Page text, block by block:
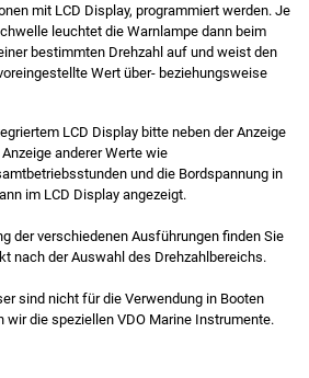
mit LCD Display, programmiert werden. Je
leuchtet die Warnlampe dann beim
bestimmten Drehzahl auf und weist den
Wert über- beziehungsweise
LCD Display bitte neben der Anzeige
anderer Werte wie
und die Bordspannung in
im LCD Display angezeigt.
der verschiedenen Ausführungen finden Sie
nach der Auswahl des Drehzahlbereichs.
sind nicht für die Verwendung in Booten
wir die speziellen VDO Marine Instrumente.